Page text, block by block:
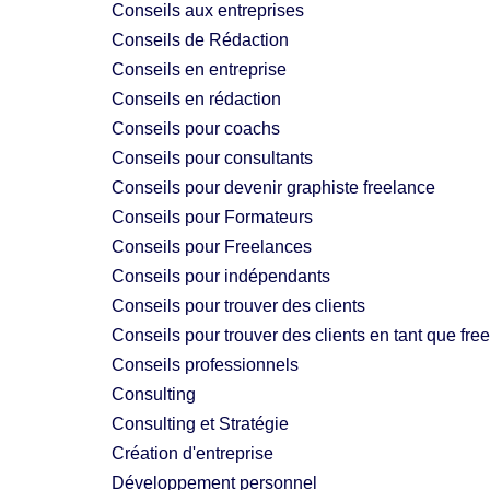
Conseils aux entreprises
Conseils de Rédaction
Conseils en entreprise
Conseils en rédaction
Conseils pour coachs
Conseils pour consultants
Conseils pour devenir graphiste freelance
Conseils pour Formateurs
Conseils pour Freelances
Conseils pour indépendants
Conseils pour trouver des clients
Conseils pour trouver des clients en tant que
Conseils professionnels
Consulting
Consulting et Stratégie
Création d'entreprise
Développement personnel